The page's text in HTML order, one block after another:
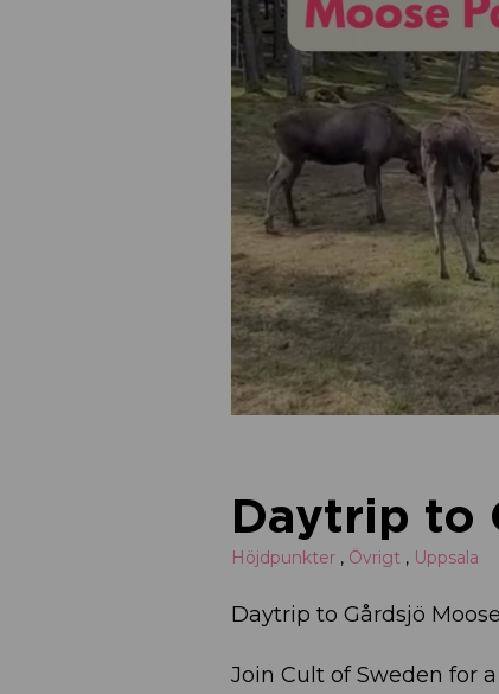
Daytrip to
Höjdpunkter , Övrigt , Uppsala
Daytrip to Gårdsjö
Join Cult of Sweden for